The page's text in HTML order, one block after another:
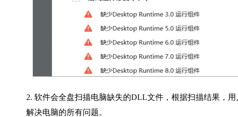
2. 软件会全盘扫描电脑缺失的DLL文件，根据扫描结果，
解决电脑的所有问题。